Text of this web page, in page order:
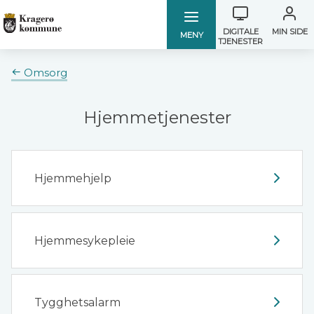
Kragerø
kommune
Kragerø
kommune
DIGITALE
TJENESTER
MIN SIDE
MENY
Du
er
Omsorg
Hjemmetjenester
Hjemmehjelp
Hjemmesykepleie
Tygghetsalarm